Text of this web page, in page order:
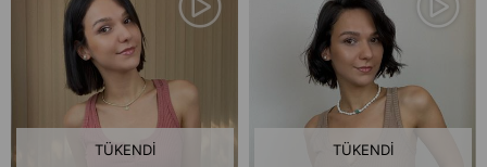
TÜKENDI TÜKENDI